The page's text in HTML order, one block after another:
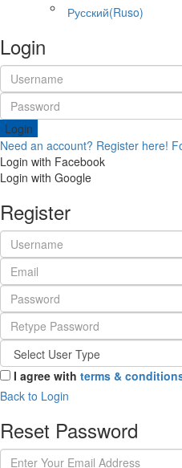
Русский(Ruso)
Login
Login
Need an account? Register here!
Login with Facebook
Login with Google
Register
I agree with terms &
Back to Login
Reset Password